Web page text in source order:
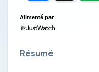
Alimenté par
Résumé